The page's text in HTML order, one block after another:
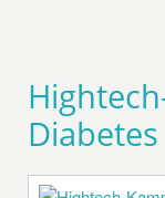
Diabetes